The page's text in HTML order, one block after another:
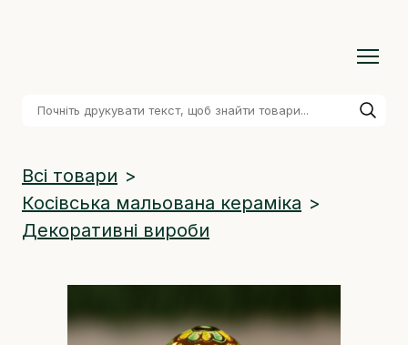
Всі товари
Косівська мальована кераміка
Декоративні вироби